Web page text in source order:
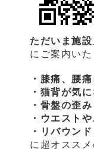
ただいま施設
にご案内いた
・膝痛、腰
・猫背が気
・骨盤の歪
・ウエスト
・リバウン
に超オスス